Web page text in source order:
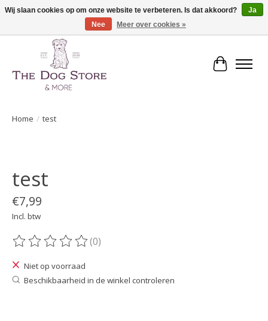
De speciaalzaak in hondenartikelen en meer!
Home / test
test
€7,99
Incl. btw
De beoordeling van dit product is
(0)
Niet op voorraad
Beschikbaarheid in de winkel controleren
Wij slaan cookies op om onze website te verbeteren. Is dat akkoord?
Ja
Nee
Meer over cookies »